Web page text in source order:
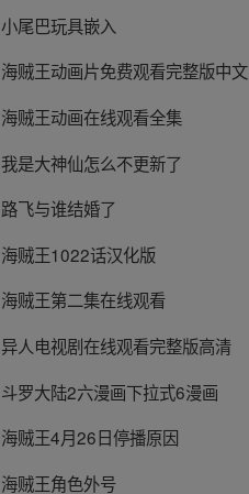
小尾巴玩具嵌入
海贼王动画片免费观看完整版中文
海贼王动画在线观看全集
我是大神仙怎么不更新了
路飞与谁结婚了
海贼王1022话汉化版
海贼王第二集在线观看
异人电视剧在线观看完整版高清
斗罗大陆2六漫画下拉式6漫画
海贼王4月26日停播原因
海贼王角色外号